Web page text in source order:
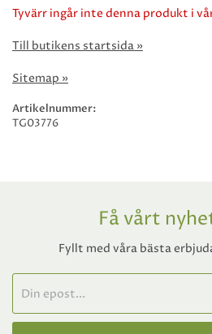
Tyvärr ingår inte denna produkt i
Till butikens startsida »
Sitemap »
Artikelnummer:
TG03776
Få vårt
Fyllt med våra bästa